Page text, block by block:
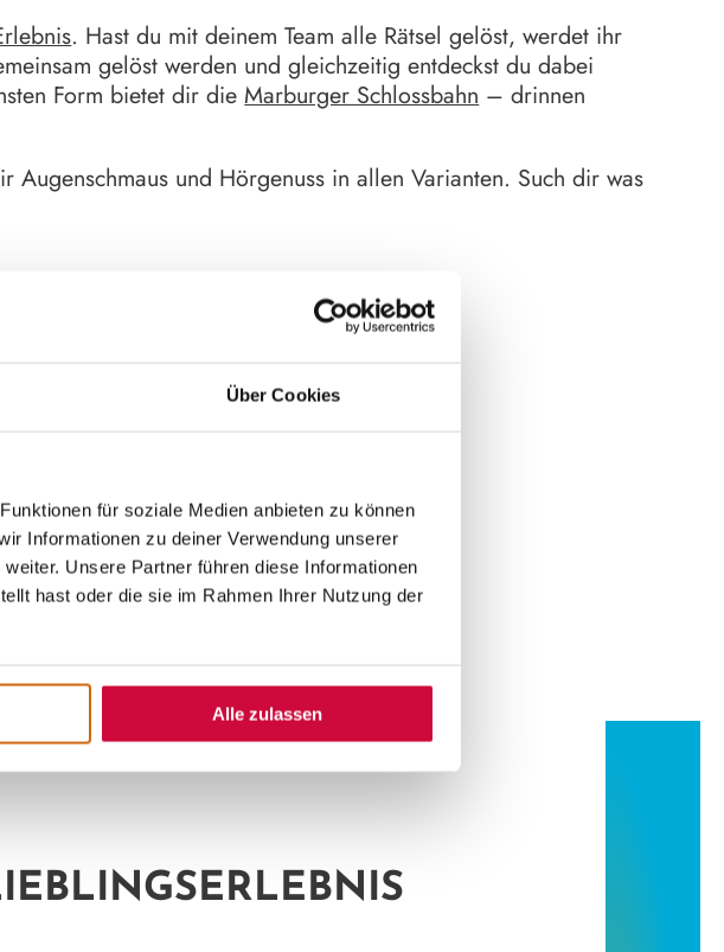
Über Cookies
für soziale Medien anbieten zu können
Informationen zu deiner Verwendung unserer
Unsere Partner führen diese Informationen
hast oder die sie im Rahmen Ihrer Nutzung der
Alle zulassen
. Hast du mit deinem Team alle Rätsel gelöst, werdet ihr
gelöst werden und gleichzeitig entdeckst du dabei
Form bietet dir dieMarburger Schlossbahn – drinnen
und Hörgenuss in allen Varianten. Such dir was